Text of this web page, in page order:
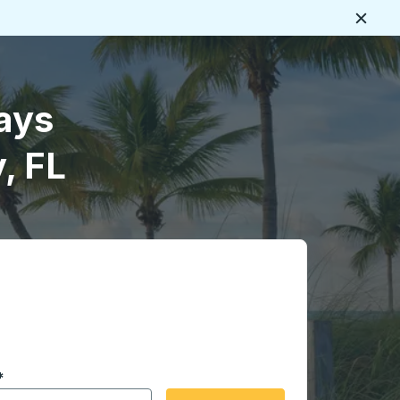
FL
formato de fecha Barra diagonal de mes de 2